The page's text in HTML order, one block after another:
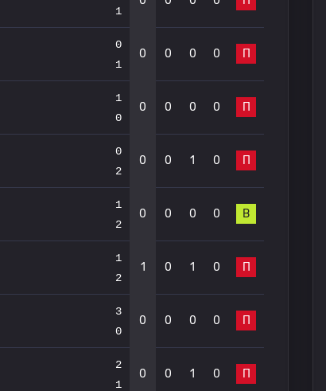
1
0
1
0 0 0 0 П
1
0
0 0 0 0 П
0
2
0 0 1 0 П
1
2
0 0 0 0 В
1
2
1 0 1 0 П
3
0
0 0 0 0 П
2
1
0 0 1 0 П